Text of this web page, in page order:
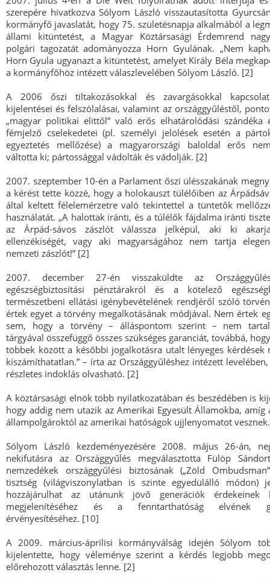
szerepére hivatkozva Sólyom László visszautasította
kormányfő javaslatát, hogy 75. születésnapja alkalmából a
állami kitüntetést, a Magyar Köztársasági Érdemrend
polgári tagozatát adományozza Horn Gyulának. „Nem
Horn Gyula ugyanazt a kitüntetést, amelyet Király Béla
a kormányfőhöz intézett válaszlevelében Sólyom László. [2]
A 2006 őszi tiltakozásokkal és zavargásokkal
kijelentései és felszólalásai, valamint az országgyűléstől,
„magyar politikai elittől” való erős elhatárolódási szándéka
fémjelző cselekedetei (pl. személyi jelölések esetén a
egyeztetés mellőzése) a magyarországi baloldal erős
váltotta ki; pártossággal vádolták és vádolják. [2]
2007. szeptember 10-én a Parlament őszi ülésszakának
a kérést tette közzé, hogy a holokauszt túlélőiben az
által keltett félelemérzetre való tekintettel a tüntetők
használatát. „A halottak iránti, és a túlélők fájdalma iránti
az Árpád-sávos zászlót válassza jelképül, aki ki
ellenzékiségét, vagy aki magyarságához nem tartja
nemzeti zászlót!” [2]
2007. december 27-én visszaküldte az
egészségbiztosítási pénztárakról és a kötelező
természetbeni ellátási igénybevételének rendjéről szóló
értek egyet a törvény megalkotásának módjával. Nem értek
sem, hogy a törvény – álláspontom szerint – nem
tárgyával összefüggő összes szükséges garanciát, továbbá,
többek között a későbbi jogalkotásra utalt lényeges kérdések
kiszámíthatatlan.” – írta az Országgyűléshez intézett
részletes indoklás olvasható. [2]
A köztársasági elnök több nyilatkozatában és beszédében is
hogy addig nem utazik az Amerikai Egyesült Államokba, amíg
állampolgároktól az amerikai hatóságok ujjlenyomatot
Sólyom László kezdeményezésére 2008. május 26-án,
nekifutásra az Országgyűlés megválasztotta Fülöp
nemzedékek országgyűlési biztosának („Zöld
tisztség (világviszonylatban is szinte egyedülálló módon)
hozzájárulhat az utánunk jövő generációk érdekeinek
megjelenítéséhez és a fenntarthatóság elvének
érvényesítéséhez. [10]
A 2009. március-áprilisi kormányválság idején Sólyom
kijelentette, hogy véleménye szerint a kérdés legjobb
előrehozott választás lenne. [2]